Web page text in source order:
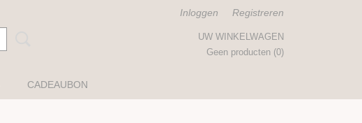
Inloggen Registreren
UW WINKELWAGEN
Geen producten (0)
CADEAUBON